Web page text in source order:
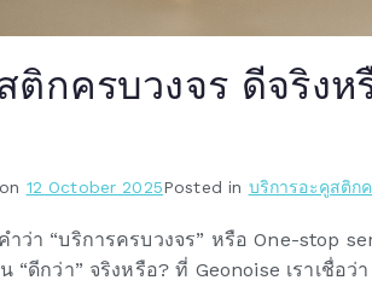
ติกครบวงจร ดีจริง
12 October 2025Posted in บริการอะคูสติก
ว่า “บริการครบวงจร” หรือ One-stop
“ดีกว่า” จริงหรือ? ที่ Geonoise เราเชื่